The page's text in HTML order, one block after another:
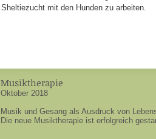
Sheltiezucht mit den Hunden zu arbeiten.
Musiktherapie
Oktober 2018
Musik und Gesang als Ausdruck von
Die neue Musiktherapie ist erfolgreich